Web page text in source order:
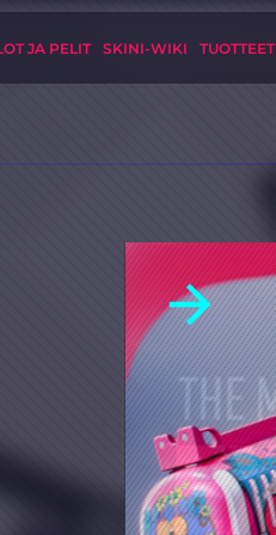
JA PELIT SKINI-WIKI TUOTTEET